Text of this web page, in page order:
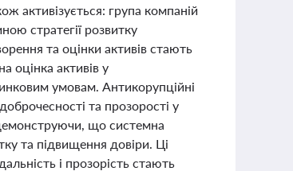
активізується: група компаній
стратегії розвитку
та оцінки активів стають
оцінка активів у
умовам. Антикорупційні
та прозорості у
що системна
та підвищення довіри. Ці
і прозорість стають